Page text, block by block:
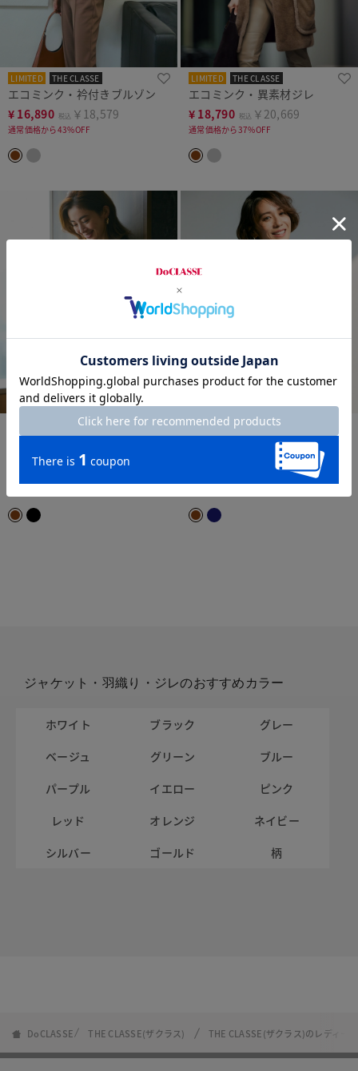
LIMITED THE CLASSE
エコミンク・衿付きブルゾン
¥ 16,890 税込 ￥18,579
通常価格から43%OFF
LIMITED THE CLASSE
エコミンク・異素材ジレ
¥ 18,790 税込 ￥20,669
通常価格から37%OFF
LIMITED THE CLASSE
高密度ダブルクロス・ボクシー
time sale THE CLASSE
二重織カルゼ・ペプラムノーカ
￥8,789
ジャケット・羽織り・ジレのおすすめカラー
ホワイト ブラック
グレー
ベージュ
グリーン
ブルー
パープル
イエロー
ピンク
レッド
オレンジ
ネイビー
シルバー
ゴールド 柄
DoCLASSE THE CLASSE(ザクラス) THE CLASSE(ザクラス)のレディー